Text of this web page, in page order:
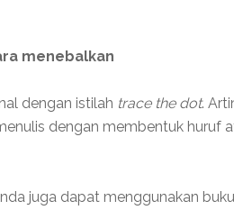
menebalkan
dengan istilah trace the dot.
dengan membentuk huruf
juga dapat menggunakan